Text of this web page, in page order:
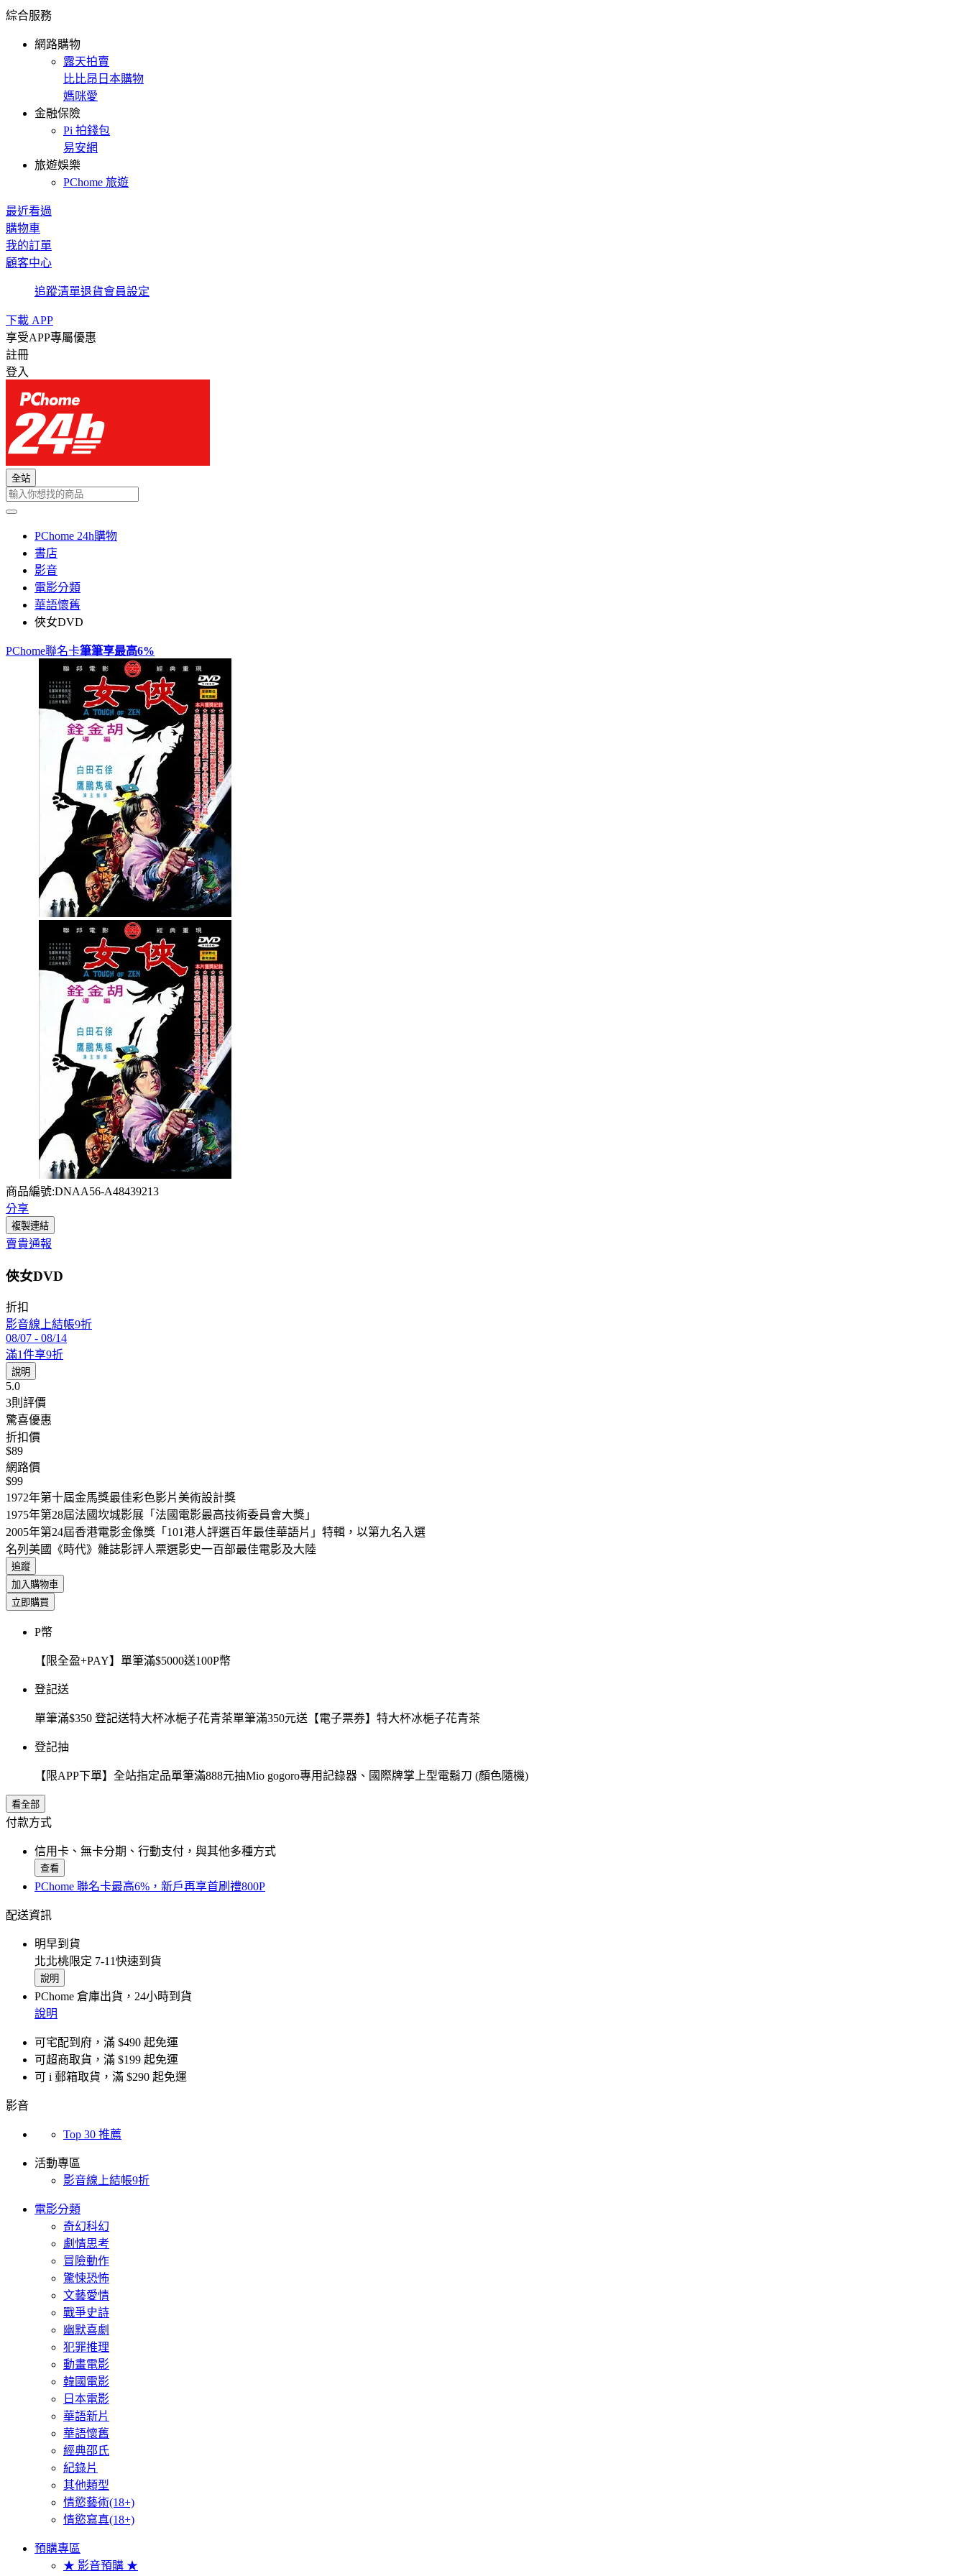
綜合服務
網路購物
露天拍賣
比比昂日本購物
媽咪愛
金融保險
Pi 拍錢包
易安網
旅遊娛樂
PChome 旅遊
最近看過
購物車
我的訂單
顧客中心
追蹤清單退貨會員設定
下載 APP
享受APP專屬優惠
註冊
登入
全站
PChome 24h購物
書店
影音
電影分類
華語懷舊
俠女DVD
PChome聯名卡筆筆享最高6%
商品編號:DNAA56-A48439213
分享
複製連結
賣貴通報
俠女DVD
折扣
影音線上結帳9折
08/07 - 08/14
滿1件享9折
說明
5.0
3則評價
驚喜優惠
折扣價
$89
網路價
$99
1972年第十屆金馬獎最佳彩色影片美術設計獎
1975年第28屆法國坎城影展「法國電影最高技術委員會大獎」
2005年第24屆香港電影金像獎「101港人評選百年最佳華語片」特輯，以第九名入選
名列美國《時代》雜誌影評人票選影史一百部最佳電影及大陸
追蹤
加入購物車
立即購買
P幣
【限全盈+PAY】單筆滿$5000送100P幣
登記送
單筆滿$350 登記送特大杯冰梔子花青茶單筆滿350元送【電子票券】特大杯冰梔子花青茶
登記抽
【限APP下單】全站指定品單筆滿888元抽Mio gogoro專用記錄器、國際牌掌上型電鬍刀 (顏色隨機)
看全部
付款方式
信用卡、無卡分期、行動支付，與其他多種方式
查看
PChome 聯名卡最高6%，新戶再享首刷禮800P
配送資訊
明早到貨
北北桃限定 7-11快速到貨
說明
PChome 倉庫出貨，24小時到貨
說明
可宅配到府，滿 $490 起免運
可超商取貨，滿 $199 起免運
可 i 郵箱取貨，滿 $290 起免運
影音
Top 30 推薦
活動專區
影音線上結帳9折
電影分類
奇幻科幻
劇情思考
冒險動作
驚悚恐怖
文藝愛情
戰爭史詩
幽默喜劇
犯罪推理
動畫電影
韓國電影
日本電影
華語新片
華語懷舊
經典邵氏
紀錄片
其他類型
情慾藝術(18+)
情慾寫真(18+)
預購專區
★ 影音預購 ★